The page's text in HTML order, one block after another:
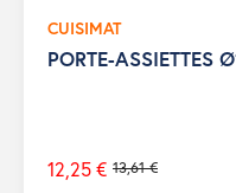
CUISIMAT
PORTE-ASSIETTES
Prix
13,61 €
12,25 €